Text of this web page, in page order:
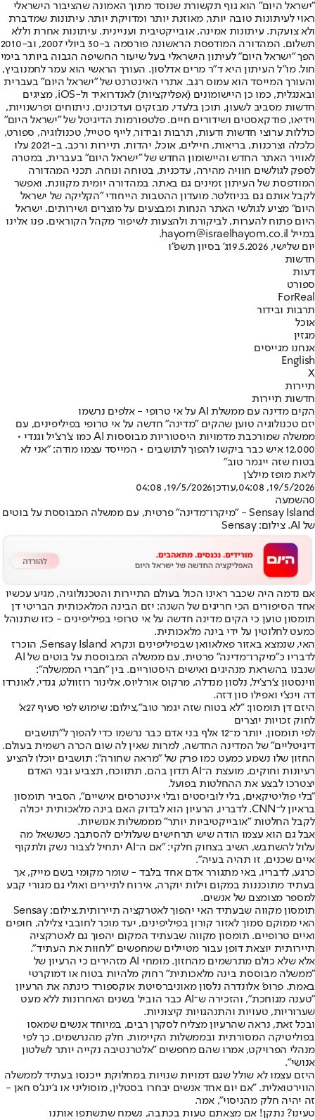
"ישראל היום" הוא גוף תקשורת שנוסד מתוך האמונה שהציבור הישראלי
ראוי לעיתונות טובה יותר, מאוזנת יותר ומדויקת יותר. עיתונות שמדברת
ולא צועקת. עיתונות אמינה, אובייקטיבית ועניינית. עיתונות אחרת וללא
תשלום. המהדורה המודפסת הראשונה פורסמה ב-30 ביולי 2007, וב-2010
הפך "ישראל היום" לעיתון הישראלי בעל שיעור החשיפה הגבוה ביותר בימי
חול. מו"ל העיתון היא ד"ר מרים אדלסון. העורך הראשי הוא עמר לחמנוביץ,
והעורך המייסד הוא עמוס רגב. אתרי האינטרנט של "ישראל היום" בעברית
ובאנגלית, כמו כן היישומונים (אפליקציות) לאנדרואיד ול-iOS, מציגים
חדשות מסביב לשעון, תוכן בלעדי, מבזקים ועדכונים, ניתוחים ופרשנויות,
וידיאו, פודקאסטים ושידורים חיים. פלטפורמות הדיגיטל של "ישראל היום"
כוללות ערוצי חדשות ודעות, תרבות ובידור, לייף סטייל, טכנולוגיה, ספורט,
כלכלה וצרכנות, בריאות, חיילים, אוכל, יהדות, תיירות ורכב. ב-2021 עלו
לאוויר האתר החדש והיישומון החדש של "ישראל היום" בעברית, במטרה
לספק לגולשים חוויה מהירה, עדכנית, בטוחה ונוחה. תכני המהדורה
המודפסת של העיתון זמינים גם באתר, במהדורה יומית מקוונת, ואפשר
לקבל אותם גם בניוזלטר. מועדון ההטבות הייחודי "הקליקה של ישראל
היום" מציע לגולשי האתר הנחות ומבצעים על מוצרים ושירותים. ישראל
היום פתוח להערות, לביקורת ולהצעות לשיפור מקהל הקוראים. פנו אלינו
במייל hayom@israelhayom.co.il.
יום שלישי, 19.5.2026
ג' בסיון תשפ"ו
חדשות
דעות
ספורט
ForReal
תרבות ובידור
אוכל
מגזין
אנחנו מגייסים
English
X
תיירות
חדשות תיירות
הקים מדינה עם ממשלת AI על אי טרופי - אלפים נרשמו
יזם טכנולוגיה טוען שהקים "מדינה" חדשה על אי טרופי בפיליפינים, עם
ממשלה שמורכבת מדמויות היסטוריות מבוססות AI כמו צ'רצ'יל וגנדי •
12,000 איש כבר ביקשו להפוך לתושבים • המייסד עצמו מודה: "אני לא
בטוח שזה ייגמר טוב"
ליאת מופז מילצ'ן
19/5/2026, 04:08
,עודכן19/5/2026, 04:08
0השמעה
Sensay Island - "מיקרו־מדינה" פרטית, עם ממשלה המבוססת על בוטים
של AI. צילום: Sensay
אם נדמה היה שכבר ראינו הכול בעולם התיירות והטכנולוגיה, מגיע עכשיו
אחד הסיפורים הכי חריגים של השנה: יזם הבינה המלאכותית הבריטי דן
תומסון טוען כי הקים מדינה חדשה על אי טרופי בפיליפינים - כזו שתנוהל
כמעט לחלוטין על ידי בינה מלאכותית.
האי, שנמצא באזור פאלאוואן שבפיליפינים ונקרא Sensay Island, הוכרז
לדבריו כ"מיקרו־מדינה" פרטית, עם ממשלה המבוססת על בוטים של AI
שנבנו בהשראת מנהיגים ואישים היסטוריים. בין "חברי הממשלה":
ווינסטון צ'רצ'יל, נלסון מנדלה, מרקוס אורליוס, אלינור רוזוולט, גנדי, לאונרדו
דה וינצ'י ואפילו סון דזה.
היזם דן תומסון: "לא בטוח שזה יגמר טוב",צילום: שימוש לפי סעיף 27א'
לחוק זכויות יוצרים
לפי תומסון, יותר מ־12 אלף בני אדם כבר נרשמו כדי להפוך ל"תושבים
דיגיטליים" של המדינה החדשה, למרות שאין לה שום הכרה רשמית בעולם.
החזון שלו נשמע כמעט כמו פרק של "מראה שחורה": תושבים יוכלו להציע
רעיונות וחוקים, מועצת ה־AI תדון בהם, תתווכח, תצביע ובני האדם
יצטרכו לבצע את ההחלטות בפועל.
"בלי פוליטיקאים, בלי לוביסטים ובלי אינטרסים אישיים", הסביר תומסון
בראיון ל־CNN. לדבריו, הרעיון הוא לבדוק האם בינה מלאכותית יכולה
לקבל החלטות "אובייקטיביות יותר" מממשלות אנושיות.
אבל גם הוא עצמו הודה שיש תרחישים שעלולים להסתבך. כשנשאל מה
עלול להשתבש, השיב בצחוק חלקי: "אם ה־AI יתחיל לצבור נשק ולתקוף
איים שכנים, זו תהיה בעיה".
כרגע, לדבריו, באי מתגורר אדם אחד בלבד - שומר מקומי בשם מייק, אך
בעתיד מתוכננות במקום וילות יוקרה, אירוח לתיירים ואולי גם מגורי קבע
למספר מצומצם של אנשים.
תומסון מקווה שבעתיד האי יהפוך לאטרקציה תיירותית,צילום: Sensay
האי ממוקם סמוך לאזור קורון בפיליפינים, יעד מוכר לחובבי צלילה, חופים
ואיים טרופיים. תומסון מקווה שבעתיד המקום יהפוך גם לאטרקציה
תיירותית יוצאת דופן עבור מטיילים שמחפשים "לחוות את העתיד".
אלא שלא כולם מתרשמים מהחזון. מומחי AI מזהירים כי הרעיון של
"ממשלה מבוססת בינה מלאכותית" רחוק מלהיות בטוח או דמוקרטי
באמת. פרופ' אלונדרה נלסון מאוניברסיטת אוקספורד כינתה את הרעיון
"טענה מגוחכת", והזכירה ש־AI כבר הוביל בשנים האחרונות ללא מעט
שערוריות, טעויות והתנהגויות קיצוניות.
ובכל זאת, נראה שהרעיון מצליח לסקרן רבים, במיוחד אנשים שמאסו
בפוליטיקה המסורתית ובממשלות הקיימות. חלק מהנרשמים, כך לפי
מנהלי הפרויקט, אמרו שהם מחפשים "אלטרנטיבה נקייה יותר לשלטון
אנושי".
היזם עצמו לא שולל שגם דמויות שנויות במחלוקת ייכנסו בעתיד לממשלה
הווירטואלית. "אם יום אחד אנשים יבחרו בסטלין, מוסוליני או ג'ינג'ס חאן -
זה יהיה חלק מהניסוי", אמר.
טעינו? נתקן! אם מצאתם טעות בכתבה, נשמח שתשתפו אותנו